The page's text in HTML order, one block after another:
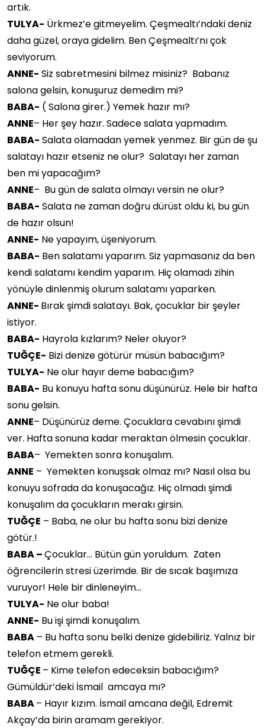
artık.
TULYA- Ürkmez’e gitmeyelim. Çeşmealtı’ndaki deniz
daha güzel, oraya gidelim. Ben Çeşmealtı’nı çok
seviyorum.
ANNE- Siz sabretmesini bilmez misiniz? Babanız
salona gelsin, konuşuruz demedim mi?
BABA- ( Salona girer.) Yemek hazır mı?
ANNE– Her şey hazır. Sadece salata yapmadım.
BABA- Salata olamadan yemek yenmez. Bir gün de şu
salatayı hazır etseniz ne olur? Salatayı her zaman
ben mi yapacağım?
ANNE– Bu gün de salata olmayı versin ne olur?
BABA- Salata ne zaman doğru dürüst oldu ki, bu gün
de hazır olsun!
ANNE- Ne yapayım, üşeniyorum.
BABA- Ben salatamı yaparım. Siz yapmasanız da ben
kendi salatamı kendim yaparım. Hiç olamadı zihin
yönüyle dinlenmiş olurum salatamı yaparken.
ANNE- Bırak şimdi salatayı. Bak, çocuklar bir şeyler
istiyor.
BABA- Hayrola kızlarım? Neler oluyor?
TUĞÇE- Bizi denize götürür müsün babacığım?
TULYA- Ne olur hayır deme babacığım?
BABA- Bu konuyu hafta sonu düşünürüz. Hele bir hafta
sonu gelsin.
ANNE– Düşünürüz deme. Çocuklara cevabını şimdi
ver. Hafta sonuna kadar meraktan ölmesin çocuklar.
BABA– Yemekten sonra konuşalım.
ANNE – Yemekten konuşsak olmaz mı? Nasıl olsa bu
konuyu sofrada da konuşacağız. Hiç olmadı şimdi
konuşalım da çocukların merakı girsin.
TUĞÇE – Baba, ne olur bu hafta sonu bizi denize
götür.!
BABA –Çocuklar… Bütün gün yoruldum. Zaten
öğrencilerin stresi üzerimde. Bir de sıcak başımıza
vuruyor! Hele bir dinleneyim…
TULYA- Ne olur baba!
ANNE- Bu işi şimdi konuşalım.
BABA – Bu hafta sonu belki denize gidebiliriz. Yalnız bir
telefon etmem gerekli.
TUĞÇE – Kime telefon edeceksin babacığım?
Gümüldür’deki İsmail amcaya mı?
BABA– Hayır kızım. İsmail amcana değil, Edremit
Akçay’da birin aramam gerekiyor.